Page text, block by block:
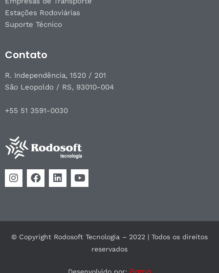
Estações Rodoviárias
Suporte Técnico
Contato
R. Independência, 1520 / 201
São Leopoldo / RS, 93010-004
+55 51 3591-0030
© Copyright Rodosoft Tecnologia – 2022 | Todos os direitos
reservados